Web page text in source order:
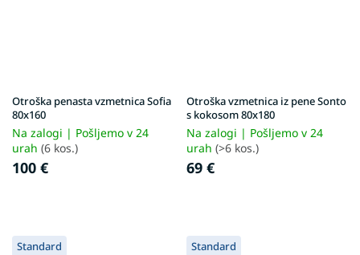
Otroška penasta vzmetnica Sofia
80x160
Na zalogi | Pošljemo v 24
urah (6 kos.)
100 €
Otroška vzmetnica iz pene Sonto
s kokosom 80x180
Na zalogi | Pošljemo v 24
urah (>6 kos.)
69 €
Standard Standard